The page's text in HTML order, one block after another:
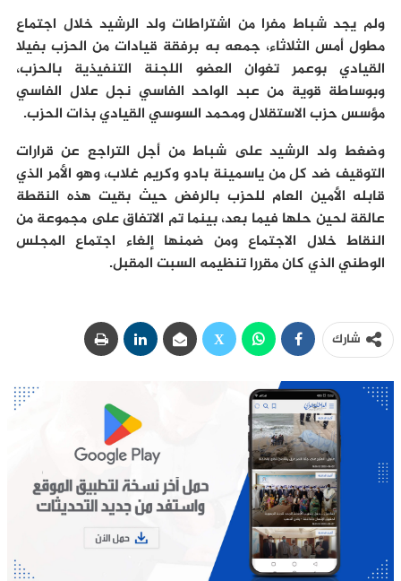
ولم يجد شباط مفرا من اشتراطات ولد الرشيد خلال اجتماع
مطول أمس الثلاثاء، جمعه به برفقة قيادات من الحزب بفيلا
القيادي بوعمر تغوان العضو اللجنة التنفيذية بالحزب،
وبوساطة قوية من عبد الواحد الفاسي نجل علال الفاسي
مؤسس حزب الاستقلال ومحمد السوسي القيادي بذات الحزب.
وضغط ولد الرشيد على شباط من أجل التراجع عن قرارات
التوقيف ضد كل من ياسمينة بادو وكريم غلاب، وهو الأمر الذي
قابله الأمين العام للحزب بالرفض حيث بقيت هذه النقطة
عالقة لحين حلها فيما بعد، بينما تم الاتفاق على مجموعة من
النقاط خلال الاجتماع ومن ضمنها إلغاء اجتماع المجلس
الوطني الذي كان مقررا تنظيمه السبت المقبل.
شارك